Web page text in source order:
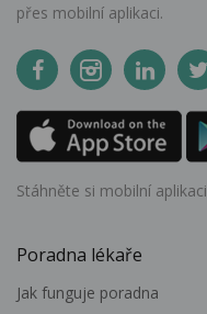
přes mobilní aplikaci.
Stáhněte si mobilní aplikaci
Poradna lékaře
Jak funguje poradna